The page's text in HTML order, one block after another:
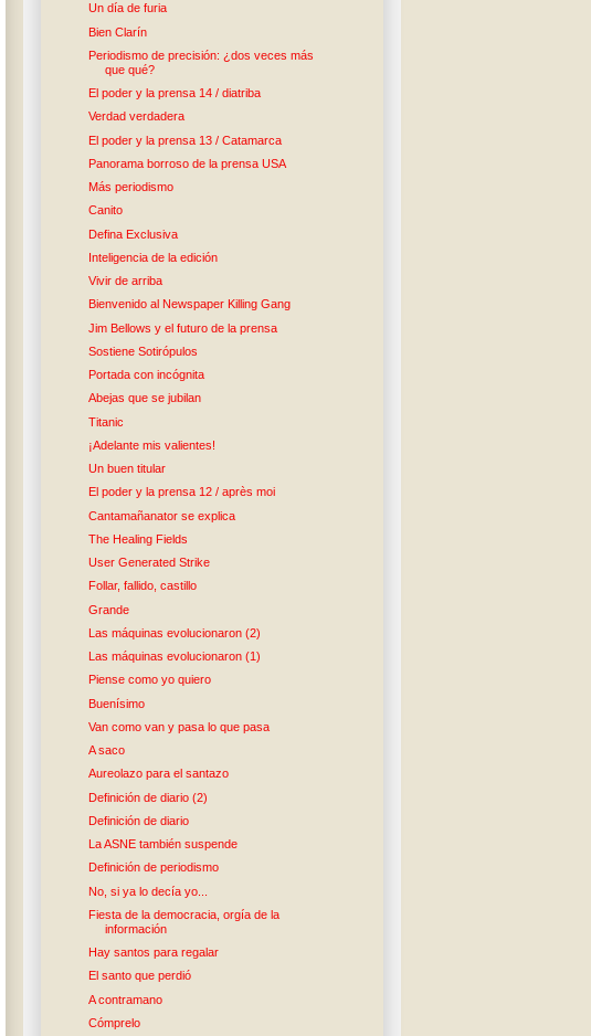
Un día de furia
Bien Clarín
Periodismo de precisión: ¿dos veces más
que qué?
El poder y la prensa 14 / diatriba
Verdad verdadera
El poder y la prensa 13 / Catamarca
Panorama borroso de la prensa USA
Más periodismo
Canito
Defina Exclusiva
Inteligencia de la edición
Vivir de arriba
Bienvenido al Newspaper Killing Gang
Jim Bellows y el futuro de la prensa
Sostiene Sotirópulos
Portada con incógnita
Abejas que se jubilan
Titanic
¡Adelante mis valientes!
Un buen titular
El poder y la prensa 12 / après moi
Cantamañanator se explica
The Healing Fields
User Generated Strike
Follar, fallido, castillo
Grande
Las máquinas evolucionaron (2)
Las máquinas evolucionaron (1)
Piense como yo quiero
Buenísimo
Van como van y pasa lo que pasa
A saco
Aureolazo para el santazo
Definición de diario (2)
Definición de diario
La ASNE también suspende
Definición de periodismo
No, si ya lo decía yo...
Fiesta de la democracia, orgía de la
información
Hay santos para regalar
El santo que perdió
A contramano
Cómprelo